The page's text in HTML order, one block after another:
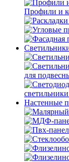
Профили и
для
Настенные